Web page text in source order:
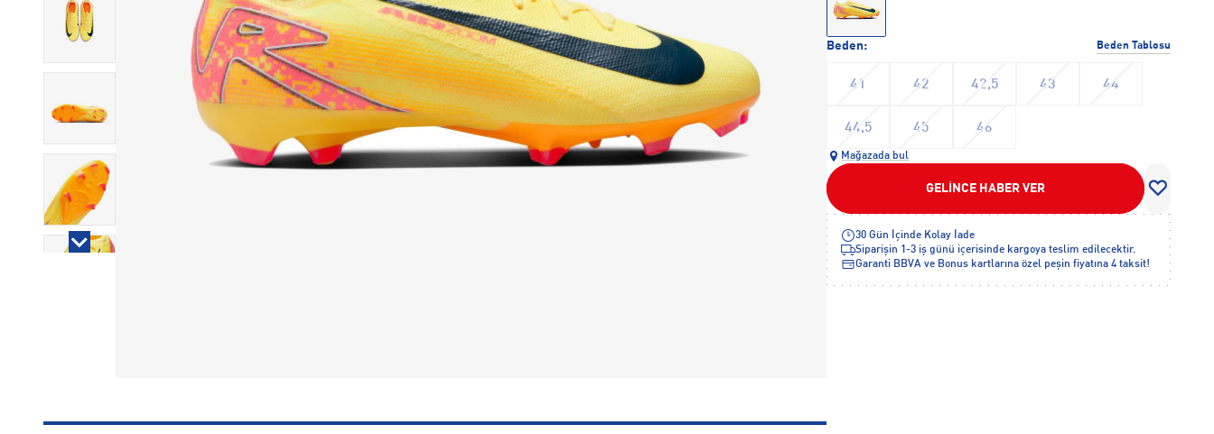
Beden: Beden Tablosu
41 42 42,5 43 44
44,5 45 46
Mağazada bul
GELİNCE HABER VER
30 Gün İçinde Kolay İade
Siparişin 1-3 iş günü içerisinde kargoya teslim edilecektir.
Garanti BBVA ve Bonus kartlarına özel peşin fiyatına 4 taksit!